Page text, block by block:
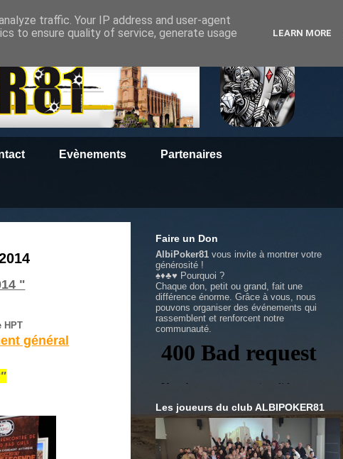
Evènements Partenaires
"
HPT
général
Faire un Don
AlbiPoker81 vous invite à montrer votre
générosité !
♠️️♦️️♣️️♥️️ Pourquoi ?
Chaque don, petit ou grand, fait une
différence énorme. Grâce à vous, nous
pouvons organiser des événements qui
rassemblent et renforcent notre
communauté.
Les joueurs du club ALBIPOKER81
traffic. Your IP address and user-agent
to ensure quality of service, generate usage
LEARN MORE